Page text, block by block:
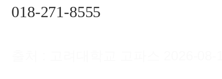
018-271-8555